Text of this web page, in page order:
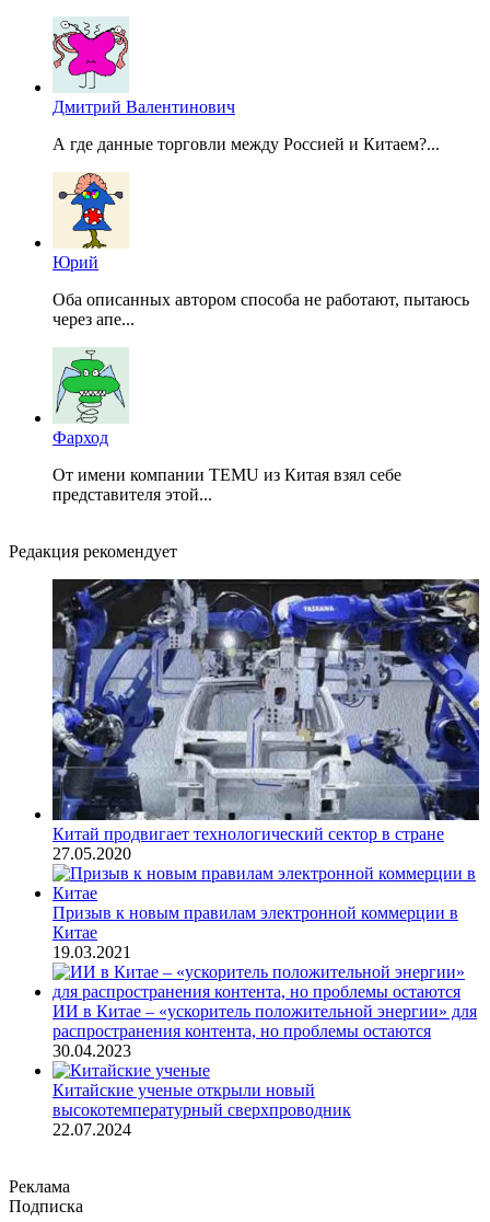
Дмитрий Валентинович
А где данные торговли между Россией и Китаем?...
Юрий
Оба описанных автором способа не работают, пытаюсь
через апе...
Фарход
От имени компании TEMU из Китая взял себе
представителя этой...
Редакция рекомендует
Китай продвигает технологический сектор в стране
27.05.2020
Призыв к новым правилам электронной коммерции в
Китае
19.03.2021
ИИ в Китае – «ускоритель положительной энергии» для
распространения контента, но проблемы остаются
30.04.2023
Китайские ученые открыли новый
высокотемпературный сверхпроводник
22.07.2024
Реклама
Подписка